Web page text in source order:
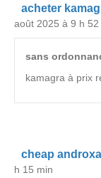
acheter
août 2025 à 9 h 52
sans
kamagra à prix
cheap
h 15 min